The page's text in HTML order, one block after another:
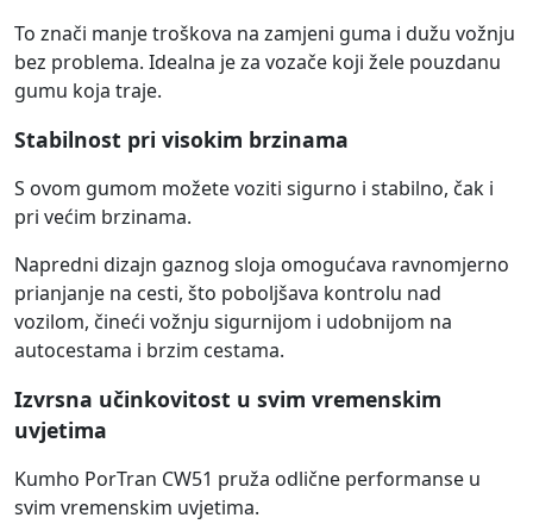
To znači manje troškova na zamjeni guma i dužu vožnju
bez problema. Idealna je za vozače koji žele pouzdanu
gumu koja traje.
Stabilnost pri visokim brzinama
S ovom gumom možete voziti sigurno i stabilno, čak i
pri većim brzinama.
Napredni dizajn gaznog sloja omogućava ravnomjerno
prianjanje na cesti, što poboljšava kontrolu nad
vozilom, čineći vožnju sigurnijom i udobnijom na
autocestama i brzim cestama.
Izvrsna učinkovitost u svim vremenskim
uvjetima
Kumho PorTran CW51 pruža odlične performanse u
svim vremenskim uvjetima.